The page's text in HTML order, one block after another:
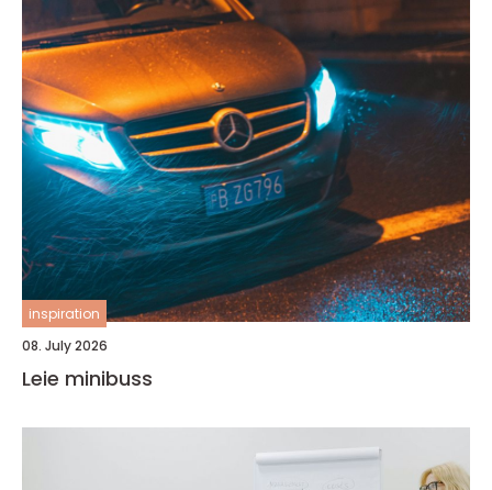
inspiration
08. July 2026
Leie minibuss